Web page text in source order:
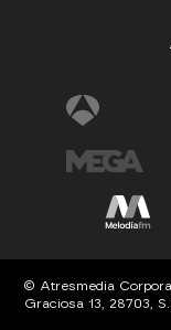
© Atresmedia
Graciosa 13, 28703,